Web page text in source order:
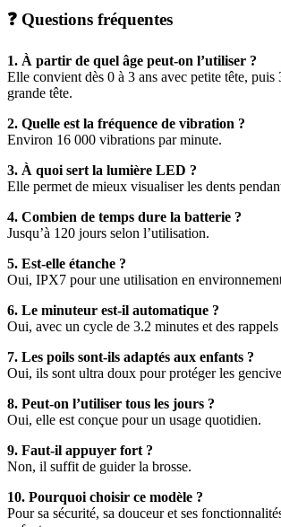
❓ Questions fréquentes
1. À partir de quel âge peut-on l’utiliser ?
Elle convient dès 0 à 3 ans avec petite tête, puis
grande tête.
2. Quelle est la fréquence de vibration ?
Environ 16 000 vibrations par minute.
3. À quoi sert la lumière LED ?
Elle permet de mieux visualiser les dents
4. Combien de temps dure la batterie ?
Jusqu’à 120 jours selon l’utilisation.
5. Est-elle étanche ?
Oui, IPX7 pour une utilisation en
6. Le minuteur est-il automatique ?
Oui, avec un cycle de 3.2 minutes et des rappels
7. Les poils sont-ils adaptés aux enfants ?
Oui, ils sont ultra doux pour protéger les
8. Peut-on l’utiliser tous les jours ?
Oui, elle est conçue pour un usage quotidien.
9. Faut-il appuyer fort ?
Non, il suffit de guider la brosse.
10. Pourquoi choisir ce modèle ?
Pour sa sécurité, sa douceur et ses